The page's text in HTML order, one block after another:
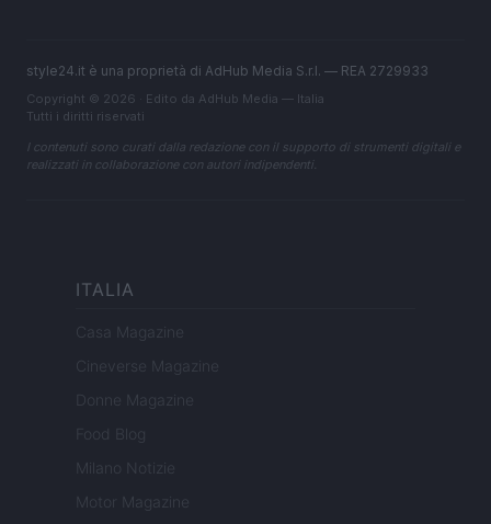
style24.it è una proprietà di AdHub Media S.r.l. — REA 2729933
Copyright © 2026 · Edito da AdHub Media — Italia
Tutti i diritti riservati
I contenuti sono curati dalla redazione con il supporto di strumenti digitali e
realizzati in collaborazione con autori indipendenti.
ITALIA
Casa Magazine
Cineverse Magazine
Donne Magazine
Food Blog
Milano Notizie
Motor Magazine